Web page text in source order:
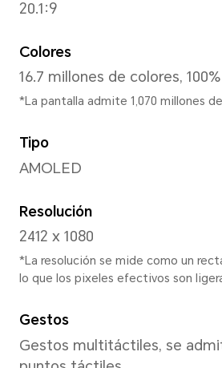
Profundidad
6.78 mm
Peso
166 g (incluida
su configuración,
medición.